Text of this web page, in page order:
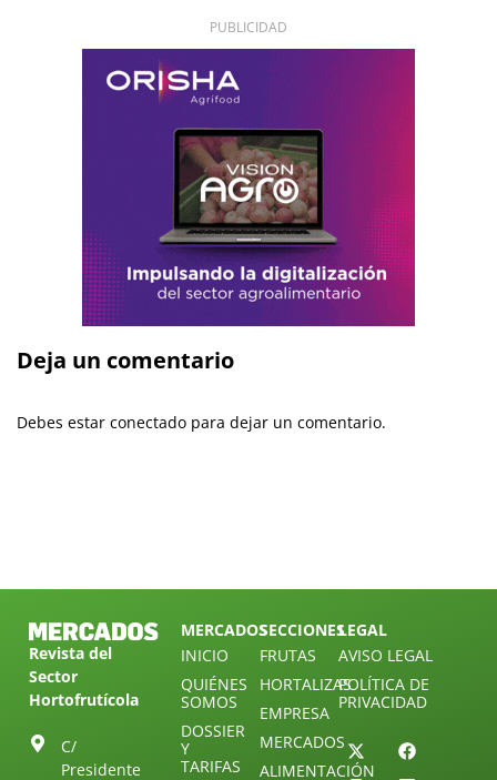
PUBLICIDAD
Deja un comentario
Debes estar conectado para dejar un comentario.
Revista del
Sector
Hortofrutícola
C/
Presidente
MERCADOS
INICIO
QUIÉNES
SOMOS
DOSSIER
Y
TARIFAS
SECCIONES
FRUTAS
HORTALIZAS
EMPRESA
MERCADOS
ALIMENTACIÓN
LEGAL
AVISO LEGAL
POLÍTICA DE
PRIVACIDAD